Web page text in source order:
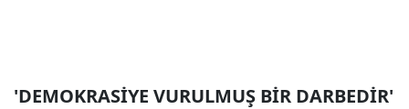
'DEMOKRASİYE VURULMUŞ BİR DARBEDİR'